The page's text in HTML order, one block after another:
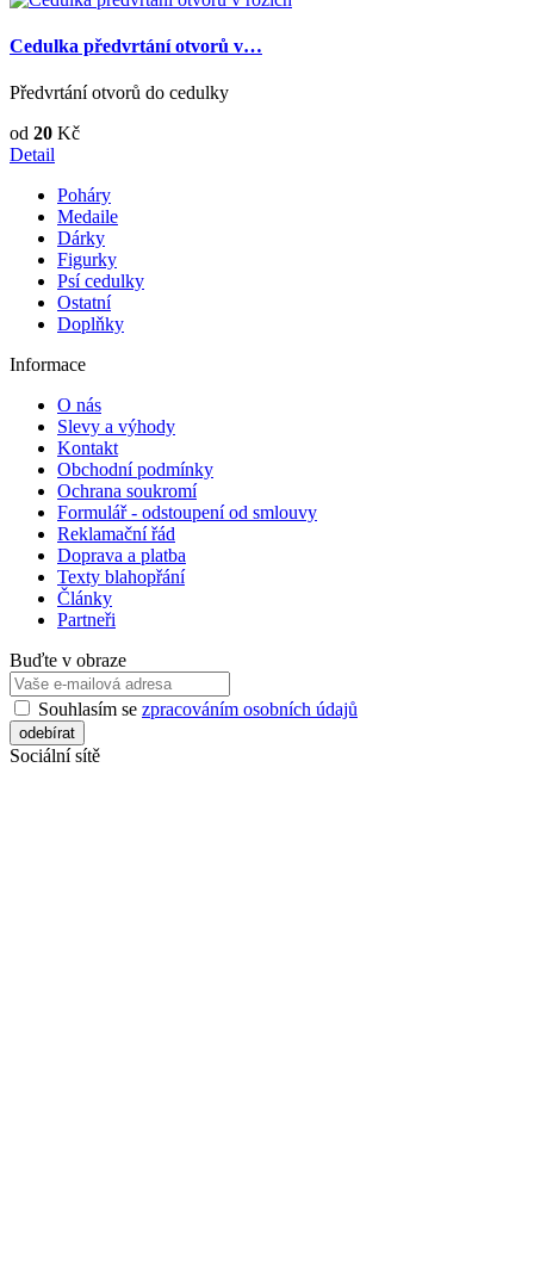
Cedulka předvrtání otvorů v…
Předvrtání otvorů do cedulky
od 20 Kč
Detail
Poháry
Medaile
Dárky
Figurky
Psí cedulky
Ostatní
Doplňky
Informace
O nás
Slevy a výhody
Kontakt
Obchodní podmínky
Ochrana soukromí
Formulář - odstoupení od smlouvy
Reklamační řád
Doprava a platba
Texty blahopřání
Články
Partneři
Buďte v obraze
Souhlasím se zpracováním osobních údajů
Sociální sítě